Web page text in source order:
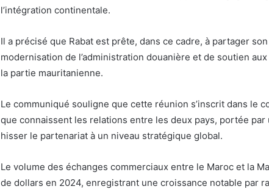
l’intégration continentale.
Il a précisé que Rabat est prête, dans ce cadre, à partager
modernisation de l’administration douanière et de soutien
la partie mauritanienne.
Le communiqué souligne que cette réunion s’inscrit dans le
que connaissent les relations entre les deux pays, portée
hisser le partenariat à un niveau stratégique global.
Le volume des échanges commerciaux entre le Maroc et la
de dollars en 2024, enregistrant une croissance notable par